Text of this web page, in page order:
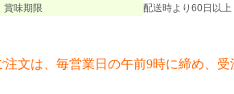
賞味期限
配送時より60日以上
文は、毎営業日の午前9時に締め、